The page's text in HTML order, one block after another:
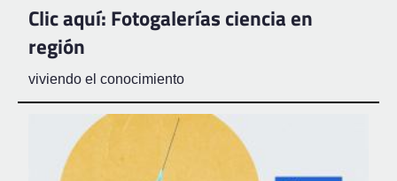
Clic aquí: Fotogalerías ciencia en
región
viviendo el conocimiento